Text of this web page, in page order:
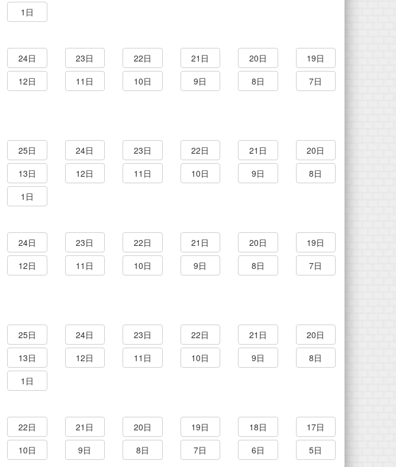
1日
24日 23日 22日 21日 20日
19日
12日 11日 10日 9日 8日
7日
25日 24日 23日 22日 21日
20日
13日 12日 11日 10日 9日
8日
1日
24日 23日 22日 21日 20日
19日
12日 11日 10日 9日 8日
7日
25日 24日 23日 22日 21日
20日
13日 12日 11日 10日 9日
8日
1日
22日 21日 20日 19日 18日
17日
10日 9日 8日 7日 6日 5日